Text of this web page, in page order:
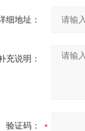
细地址：
充说明：
验证码：